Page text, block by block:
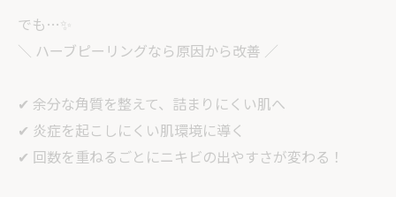
でも…✨
＼ ハーブピーリングなら原因から改善 ／
✔︎ 余分な角質を整えて、詰まりにくい肌へ
✔︎ 炎症を起こしにくい肌環境に導く
✔︎ 回数を重ねるごとにニキビの出やすさが変わる！